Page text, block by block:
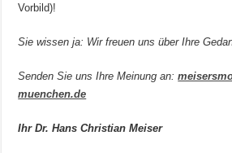
Vorbild)!
Sie wissen ja: Wir freuen uns über Ihre
Senden Sie uns Ihre Meinung an:
muenchen.de
IhrDr. Hans Christian Meiser